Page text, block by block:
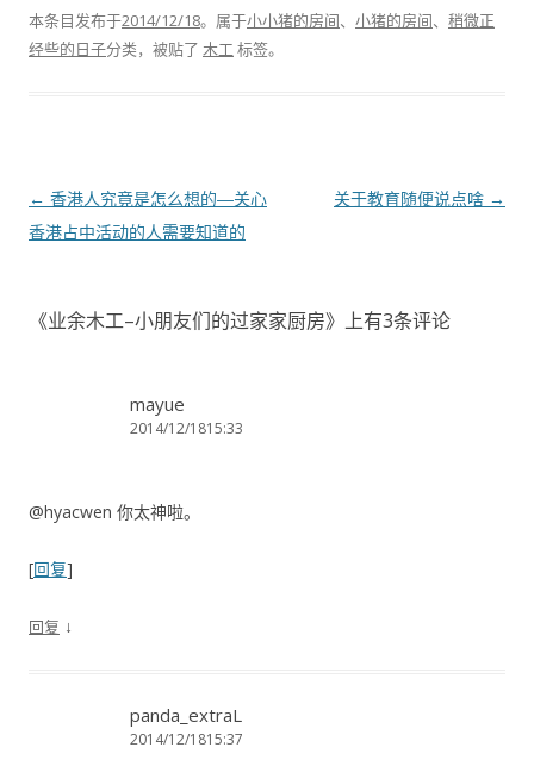
本条目发布于2014/12/18。属于小小猪的房间、 小猪的房间、 稍微正
经些的日子分类，被贴了 木工 标签。
文章导航
← 香港人究竟是怎么想的―关心
香港占中活动的人需要知道的
关于教育随便说点啥 →
《业余木工–小朋友们的过家家厨房》上有3条评论
mayue
2014/12/1815:33
@hyacwen 你太神啦。
[回复]
回复 ↓
panda_extraL
2014/12/1815:37